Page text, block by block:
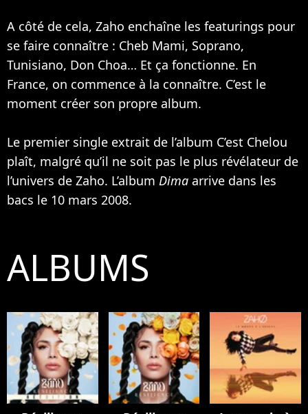
A côté de cela, Zaho enchaîne les featurings pour
se faire connaître : Cheb Mami, Soprano,
Tunisiano, Don Choa… Et ça fonctionne. En
France, on commence à la connaître. C’est le
moment créer son propre album.
Le premier single extrait de l’album C’est Chelou
plaît, malgré qu’il ne soit pas le plus révélateur de
l’univers de Zaho. L’album Dima arrive dans les
bacs le 10 mars 2008.
ALBUMS